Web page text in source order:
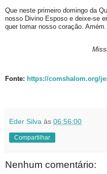
Que neste primeiro domingo da
nosso Divino Esposo e deixe-se
quer tomar nosso coração. Amém.
Fonte: https://comshalom.org/
Eder Silva às 06:56:00
Compartilhar
Nenhum comentário: